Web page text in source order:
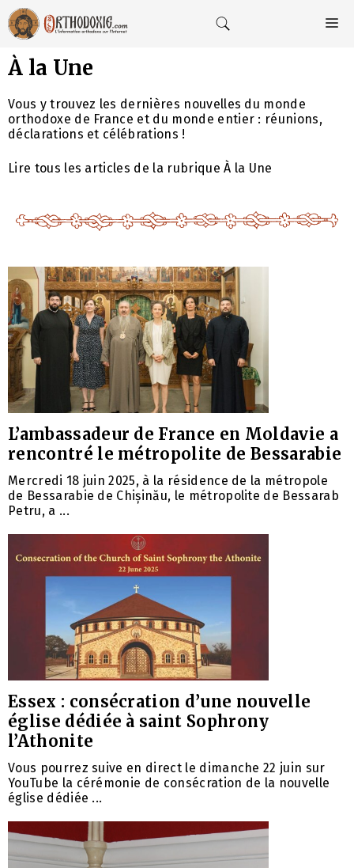
Aller
au
contenu
À la Une
Vous y trouvez les dernières nouvelles du monde
orthodoxe de France et du monde entier : réunions,
déclarations et célébrations !
Lire tous les articles de la rubrique À la Une
L’ambassadeur de France en Moldavie a
rencontré le métropolite de Bessarabie
Mercredi 18 juin 2025, à la résidence de la métropole
de Bessarabie de Chișinău, le métropolite de Bessarab
Petru, a ...
Essex : consécration d’une nouvelle
église dédiée à saint Sophrony
l’Athonite
Vous pourrez suive en direct le dimanche 22 juin sur
YouTube la cérémonie de consécration de la nouvelle
église dédiée ...